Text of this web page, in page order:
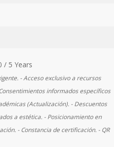
/ 5 Years
- Acceso exclusivo a recursos
informados específicos
(Actualización). - Descuentos
a estética. - Posicionamiento en
- Constancia de certificación. - QR